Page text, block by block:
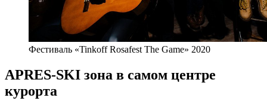
Фестиваль «Tinkoff Rosafest The Game» 2020
APRES-SKI зона в самом центре
курорта